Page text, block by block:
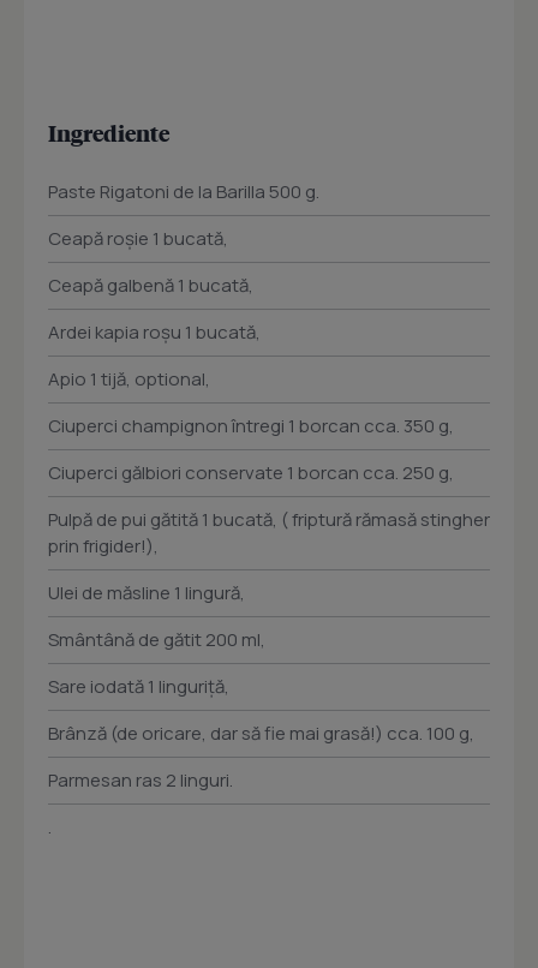
Ingrediente
Paste Rigatoni de la Barilla 500 g.
Ceapă roșie 1 bucată,
Ceapă galbenă 1 bucată,
Ardei kapia roșu 1 bucată,
Apio 1 tijă, optional,
Ciuperci champignon întregi 1 borcan cca. 350 g,
Ciuperci gălbiori conservate 1 borcan cca. 250 g,
Pulpă de pui gătită 1 bucată, ( friptură rămasă stingher
prin frigider!),
Ulei de măsline 1 lingură,
Smântână de gătit 200 ml,
Sare iodată 1 linguriță,
Brânză (de oricare, dar să fie mai grasă!) cca. 100 g,
Parmesan ras 2 linguri.
.